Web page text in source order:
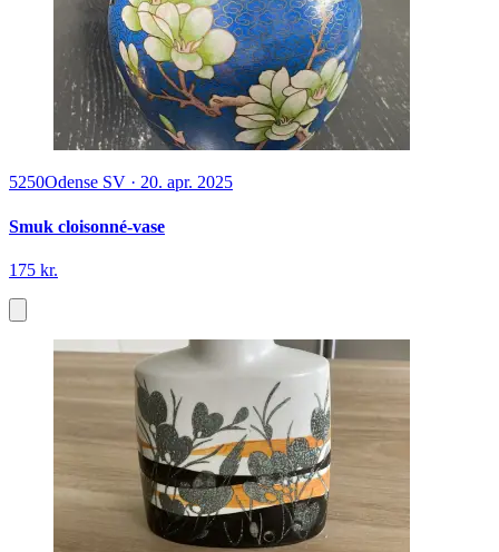
5250Odense SV · 20. apr. 2025
Smuk cloisonné-vase
175 kr.